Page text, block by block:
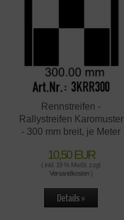
Rennstreifen -
Rallystreifen Karomuster
- 300 mm breit, je Meter
10,50 EUR
( inkl. 19 % MwSt. zzgl.
Versandkosten )